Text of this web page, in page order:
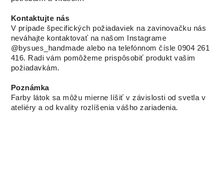
Kontaktujte nás
V prípade špecifických požiadaviek na zavinovačku nás
neváhajte kontaktovať na našom Instagrame
@bysues_handmade alebo na telefónnom čísle 0904 261
416. Radi vám pomôžeme prispôsobiť produkt vašim
požiadavkám.
Poznámka
Farby látok sa môžu mierne líšiť v závislosti od svetla v
ateliéry a od kvality rozlíšenia vášho zariadenia.